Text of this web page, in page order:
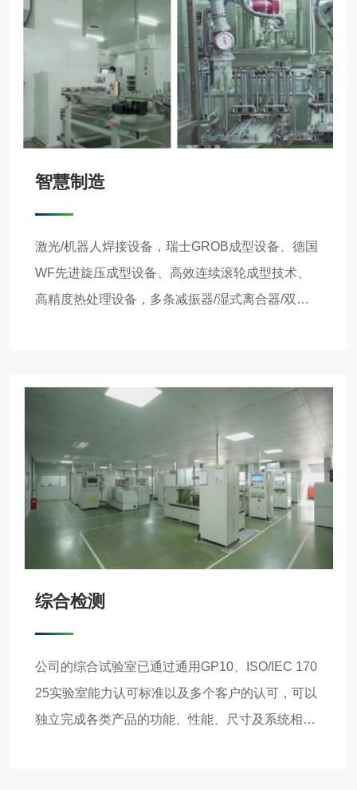
智慧制造
激光/机器人焊接设备，瑞士GROB成型设备、德国
WF先进旋压成型设备、高效连续滚轮成型技术、
高精度热处理设备，多条减振器/湿式离合器/双质
综合检测
公司的综合试验室已通过通用GP10、ISO/IEC 170
25实验室能力认可标准以及多个客户的认可，可以
独立完成各类产品的功能、性能、尺寸及系统相关